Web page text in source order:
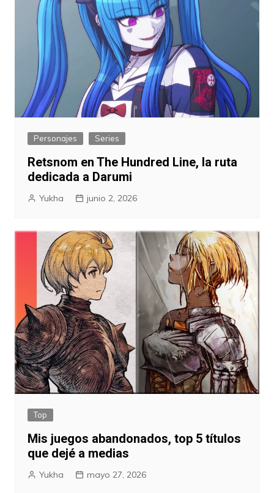
Personajes Series
Retsnom en The Hundred Line, la ruta
dedicada a Darumi
Yukha junio 2, 2026
Top
Mis juegos abandonados, top 5 títulos
que dejé a medias
Yukha mayo 27, 2026